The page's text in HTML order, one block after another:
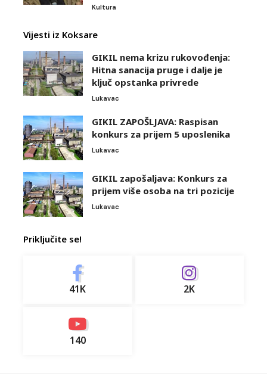
Kultura
Vijesti iz Koksare
GIKIL nema krizu rukovođenja:
Hitna sanacija pruge i dalje je
ključ opstanka privrede
Lukavac
GIKIL ZAPOŠLJAVA: Raspisan
konkurs za prijem 5 uposlenika
Lukavac
GIKIL zapošaljava: Konkurs za
prijem više osoba na tri pozicije
Lukavac
Priključite se!
41K 2K
140